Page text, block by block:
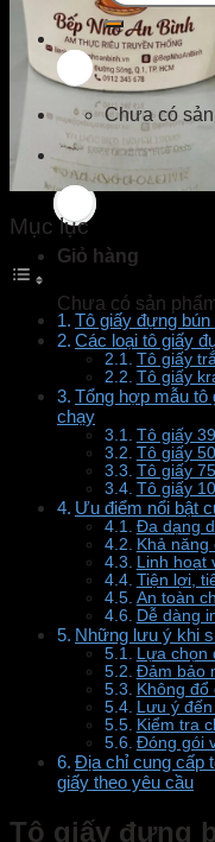
Chưa có
Giỏ hàng
Chưa có sản
Mục lục
Tô giấy đựng
Các loại tô giấy
Tô giấy
Tô giấy
Tổng hợp mẫu tô
chạy
Tô giấy
Tô giấy
Tô giấy
Tô giấy
Ưu điểm nổi bật
Đa dạng
Khả
Linh hoạt
Tiện lợi,
An toàn
Dễ dàng
Những lưu ý khi
Lựa chọn
Đảm bảo
Không đổ
Lưu ý
Kiểm tra
Đóng gói
Địa chỉ cung cấp
giấy theo yêu cầu
Tô giấy đựng